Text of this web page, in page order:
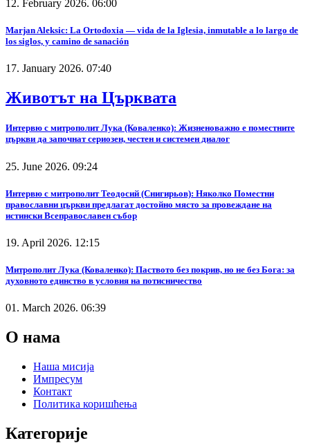
12. February 2026. 06:00
Marjan Aleksic: La Ortodoxia — vida de la Iglesia, inmutable a lo largo de
los siglos, y camino de sanación
17. January 2026. 07:40
Животът на Църквата
Интервю с митрополит Лука (Коваленко): Жизненоважно е поместните
църкви да започнат сериозен, честен и системен диалог
25. June 2026. 09:24
Интервю с митрополит Теодосий (Снигирьов): Няколко Поместни
православни църкви предлагат достойно място за провеждане на
истински Всеправославен събор
19. April 2026. 12:15
Митрополит Лука (Коваленко): Паството без покрив, но не без Бога: за
духовното единство в условия на потисничество
01. March 2026. 06:39
О нама
Наша мисија
Импресум
Контакт
Политика коришћења
Категорије